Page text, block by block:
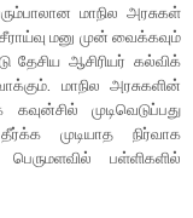
மாநில அரசுகள்
மனு முன் வைக்கவும்
தேசிய ஆசிரியர் கல்விக்
மாநில அரசுகளின்
முடிவெடுப்பது
முடியாத நிர்வாக
பெருமளவில் பள்ளிகளில்